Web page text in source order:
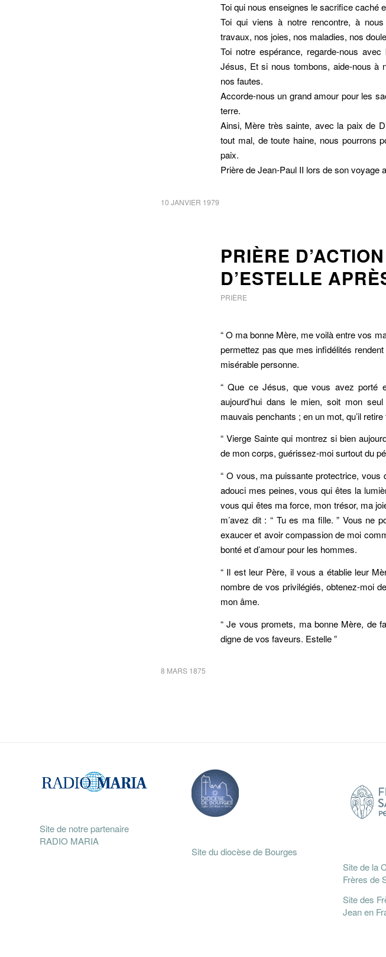
Toi qui nous enseignes le sacrifice caché
Toi qui viens à notre rencontre, à
travaux, nos joies, nos maladies, nos
Toi notre espérance, regarde-nous
Jésus, Et si nous tombons, aide-nous à
nos fautes.
Accorde-nous un grand amour pour les
terre.
Ainsi, Mère très sainte, avec la paix de
tout mal, de toute haine, nous pourrons
paix.
Prière de Jean-Paul II lors de son voyage
10 JANVIER 1979
PRIÈRE
D’ESTELLE
PRIÈRE
“ O ma bonne Mère, me voilà entre vos
permettez pas que mes infidélités
misérable personne.
“ Que ce Jésus, que vous avez porté
aujourd’hui dans le mien, soit mon
mauvais penchants ; en un mot, qu’il
“ Vierge Sainte qui montrez si bien
de mon corps, guérissez-moi surtout du
“ O vous, ma puissante protectrice,
adouci mes peines, vous qui êtes la
vous qui êtes ma force, mon trésor, ma
m’avez dit : “ Tu es ma fille. ” Vous ne
exaucer et avoir compassion de moi
bonté et d’amour pour les hommes.
“ Il est leur Père, il vous a établie leur
nombre de vos privilégiés, obtenez-moi
mon âme.
“ Je vous promets, ma bonne Mère, de
digne de vos faveurs. Estelle ”
8 MARS 1875
Site de notre partenaire
RADIO MARIA
Site du diocèse de Bourges
Site de la
Frères de
Site des
Jean en